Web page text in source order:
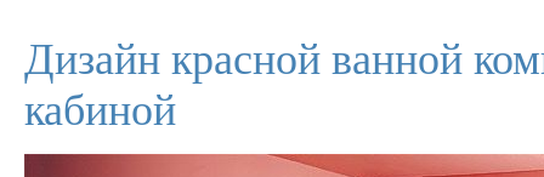
Дизайн красной ванной
кабиной